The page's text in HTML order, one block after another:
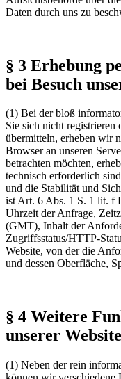
Daten durch uns zu
§ 3 Erhebung
bei Besuch
(1) Bei der bloß
Sie sich nicht
übermitteln, erheben wir
Browser an unseren
betrachten möchten,
technisch erforderlich
und die Stabilität und
ist Art. 6 Abs. 1 S. 1 lit. f
Uhrzeit der Anfrage,
(GMT), Inhalt der
Zugriffsstatus/HTTP-
Website, von der die
und dessen Oberfläche,
§ 4 Weitere
unserer Website
(1) Neben der rein